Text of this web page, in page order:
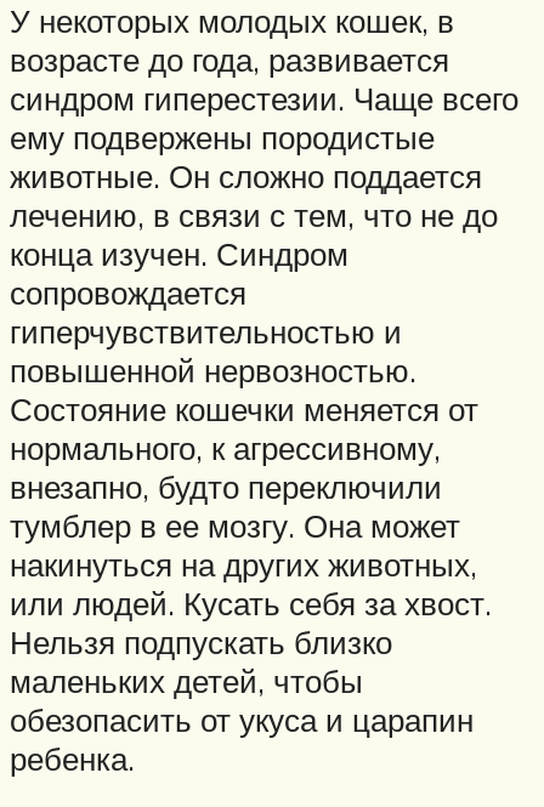
У некоторых молодых кошек, в
возрасте до года, развивается
синдром гиперестезии. Чаще всего
ему подвержены породистые
животные. Он сложно поддается
лечению, в связи с тем, что не до
конца изучен. Синдром
сопровождается
гиперчувствительностью и
повышенной нервозностью.
Состояние кошечки меняется от
нормального, к агрессивному,
внезапно, будто переключили
тумблер в ее мозгу. Она может
накинуться на других животных,
или людей. Кусать себя за хвост.
Нельзя подпускать близко
маленьких детей, чтобы
обезопасить от укуса и царапин
ребенка.